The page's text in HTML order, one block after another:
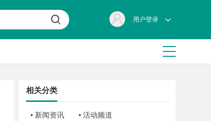
用户登录
相关分类
• 新闻资讯 • 活动频道